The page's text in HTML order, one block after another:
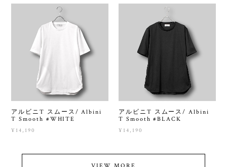
アルビニT スムース/ Albini
T Smooth #WHITE
¥14,190
アルビニT スムース/ Albini
T Smooth #BLACK
¥14,190